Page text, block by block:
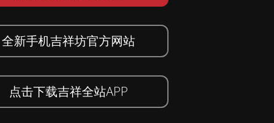
全新手机吉祥坊官方网站
点击下载吉祥全站APP